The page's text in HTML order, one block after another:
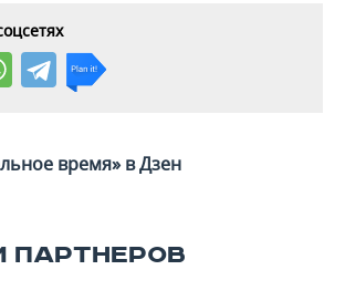
время» в Дзен
ПАРТНЕРОВ